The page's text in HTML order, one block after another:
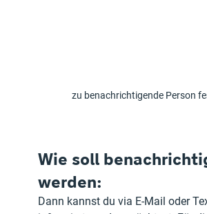
zu benachrichtigende Person
Wie soll
werden:
Dann kannst du via E-Mail oder